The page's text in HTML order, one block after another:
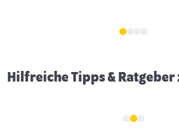
Hilfreiche Tipps &